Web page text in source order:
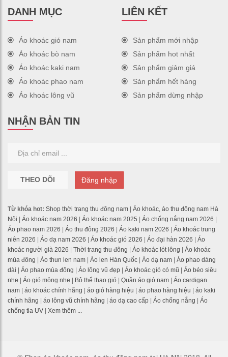
DANH MỤC
Áo khoác gió nam
Áo khoác bò nam
Áo khoác kaki nam
Áo khoác phao nam
Áo khoác lông vũ
LIÊN KẾT
Sản phẩm mới nhập
Sản phẩm hot nhất
Sản phẩm giảm giá
Sản phẩm hết hàng
Sản phẩm dừng nhập
NHẬN BẢN TIN
THEO DÕI Đăng nhập
Từ khóa hot: Shop thời trang thu đông nam
Áo khoác, áo thu đông nam Hà
Nội
Áo khoác nam 2026 Áo khoác nam 2025 Áo chống nắng nam 2026
Áo phao nam 2026
Áo thu đông 2026 Áo kaki nam 2026
Áo khoác trung
niên 2026
Áo dạ nam 2026 Áo khoác gió 2026 Áo đại hàn 2026
Áo
khoác người già 2026
Thời trang thu đông Áo khoác lót lông
Áo khoác
mùa đông
Áo thun len nam Áo len Hàn Quốc Áo dạ nam
Áo phao dáng
dài
Áo phao mùa đông Áo lông vũ đẹp Áo khoác gió có mũ
Áo béo siêu
nhẹ
Áo gió mỏng nhẹ Bộ thể thao gió Quần áo gió nam
Áo cardigan
nam
áo khoác chính hãng áo gió hàng hiệu áo phao hàng hiệu
áo kaki
chính hãng
áo lông vũ chính hãng áo dạ cao cấp Áo chống nắng
Áo
chống tia UV
Xem thêm ...